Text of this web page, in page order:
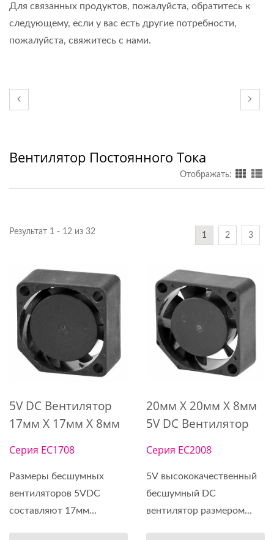
Для связанных продуктов, пожалуйста, обратитесь к
следующему, если у вас есть другие потребности,
пожалуйста, свяжитесь с нами.
Вентилятор Постоянного Тока
Отображать:
Результат 1 - 12 из 32 1 2 3
5V DC Вентилятор
17мм X 17мм X 8мм
Серия EC1708
Размеры бесшумных
вентиляторов 5VDC
составляют 17мм...
20мм X 20мм X 8мм
5V DC Вентилятор
Серия EC2008
5V высококачественный
бесшумный DC
вентилятор размером...